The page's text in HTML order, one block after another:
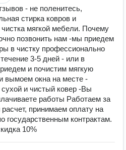
- не поленитесь,
стирка ковров и
мягкой мебели. Почему
позвонить нам -мы приедем
в чистку профессионально
3-5 дней - или в
и почистим мягкую
вымоем окна на месте -
и чистый ковер -Вы
работы Работаем за
принимаем оплату на
государственным контрактам.
10%